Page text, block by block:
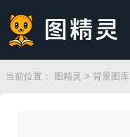
当前位置： 图精灵 > 背景图库